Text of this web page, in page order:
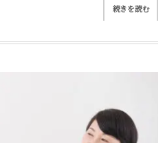
続きを読む